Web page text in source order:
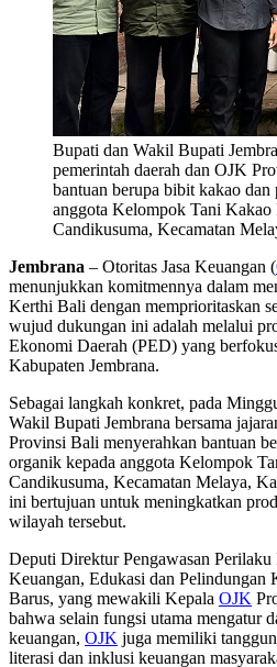
Bupati dan Wakil Bupati
pemerintah daerah dan OJK
bantuan berupa bibit kakao
anggota Kelompok Tani Kakao
Candikusuma, Kecamatan
Jembrana – Otoritas Jasa Keuangan (
menunjukkan komitmennya dalam
Kerthi Bali dengan memprioritaskan
wujud dukungan ini adalah melalui
Ekonomi Daerah (PED) yang
Kabupaten Jembrana.
Sebagai langkah konkret, pada
Wakil Bupati Jembrana bersama
Provinsi Bali menyerahkan bantuan
organik kepada anggota Kelompok
Candikusuma, Kecamatan Melaya,
ini bertujuan untuk meningkatkan
wilayah tersebut.
Deputi Direktur Pengawasan Perilaku
Keuangan, Edukasi dan Pelindungan
Barus, yang mewakili Kepala OJK
bahwa selain fungsi utama mengatur
keuangan, OJK juga memiliki
literasi dan inklusi keuangan